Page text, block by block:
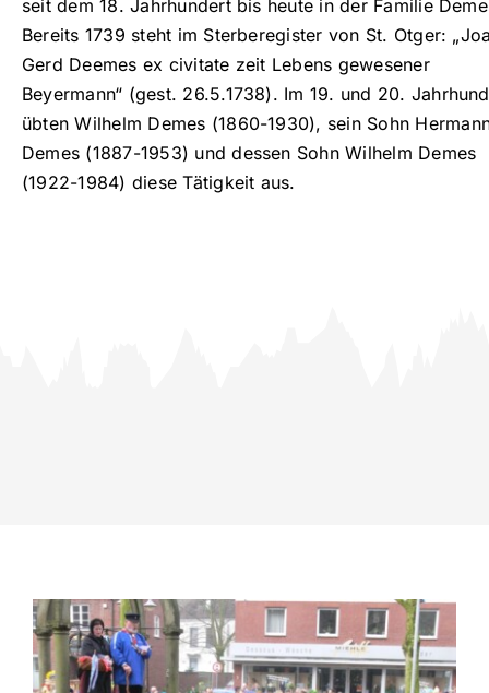
seit dem 18. Jahrhundert bis heute in der Familie
Bereits 1739 steht im Sterberegister von St. Otger:
Gerd Deemes ex civitate zeit Lebens gewesener
Beyermann“ (gest. 26.5.1738). Im 19. und 20.
übten Wilhelm Demes (1860-1930), sein Sohn
Demes (1887-1953) und dessen Sohn Wilhelm Demes
(1922-1984) diese Tätigkeit aus.